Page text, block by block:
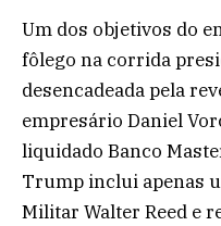
Um dos objetivos do
fôlego na corrida
desencadeada pela
empresário Daniel
liquidado Banco
Trump inclui apenas
Militar Walter Reed e